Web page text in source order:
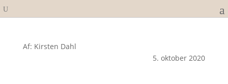
Af: Kirsten Dahl
5. oktober 2020